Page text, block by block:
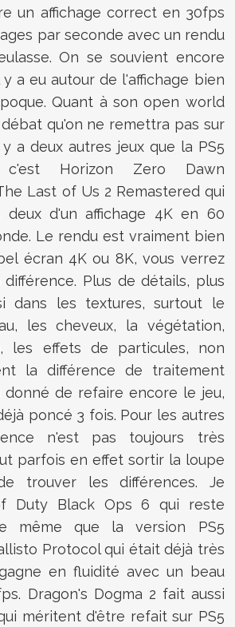
un affichage correct en 30fps
par seconde avec un rendu
On se souvient encore
a eu autour de l'affichage bien
Quant à son open world
qu'on ne remettra pas sur
a deux autres jeux que la PS5
c'est Horizon Zero Dawn
Last of Us 2 Remastered qui
d'un affichage 4K en 60
Le rendu est vraiment bien
écran 4K ou 8K, vous verrez
Plus de détails, plus
dans les textures, surtout le
les cheveux, la végétation,
les effets de particules, non
la différence de traitement
donné de refaire encore le jeu,
poncé 3 fois. Pour les autres
n'est pas toujours très
parfois en effet sortir la loupe
trouver les différences. Je
Duty Black Ops 6 qui reste
même que la version PS5
Protocol qui était déjà très
en fluidité avec un beau
Dragon's Dogma 2 fait aussi
méritent d'être refait sur PS5